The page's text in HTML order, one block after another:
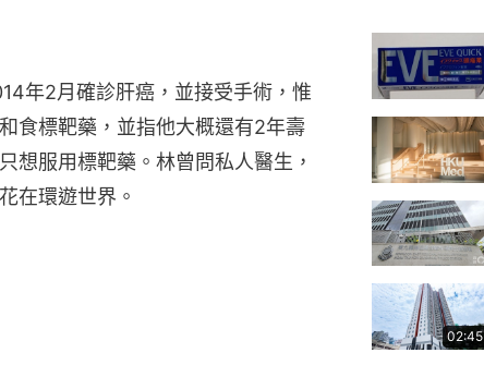
年2月確診肝癌，並接受手術，惟
食標靶藥，並指他大概還有2年壽
想服用標靶藥。林曾問私人醫生，
在環遊世界。
02:45